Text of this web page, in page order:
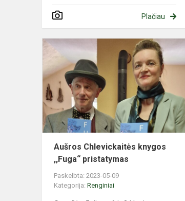
Plačiau
Aušros Chlevickaitės knygos
,,Fuga“ pristatymas
Paskelbta: 2023-05-09
Kategorija: Renginiai